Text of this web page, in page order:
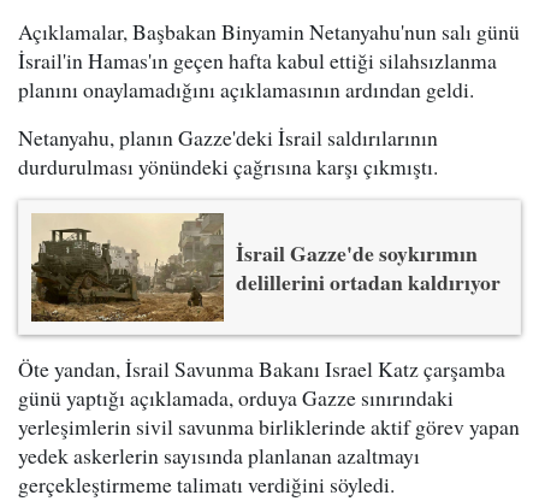
Açıklamalar, Başbakan Binyamin Netanyahu'nun salı günü
İsrail'in Hamas'ın geçen hafta kabul ettiği silahsızlanma
planını onaylamadığını açıklamasının ardından geldi.
Netanyahu, planın Gazze'deki İsrail saldırılarının
durdurulması yönündeki çağrısına karşı çıkmıştı.
İsrail Gazze'de soykırımın
delillerini ortadan kaldırıyor
Öte yandan, İsrail Savunma Bakanı Israel Katz çarşamba
günü yaptığı açıklamada, orduya Gazze sınırındaki
yerleşimlerin sivil savunma birliklerinde aktif görev yapan
yedek askerlerin sayısında planlanan azaltmayı
gerçekleştirmeme talimatı verdiğini söyledi.